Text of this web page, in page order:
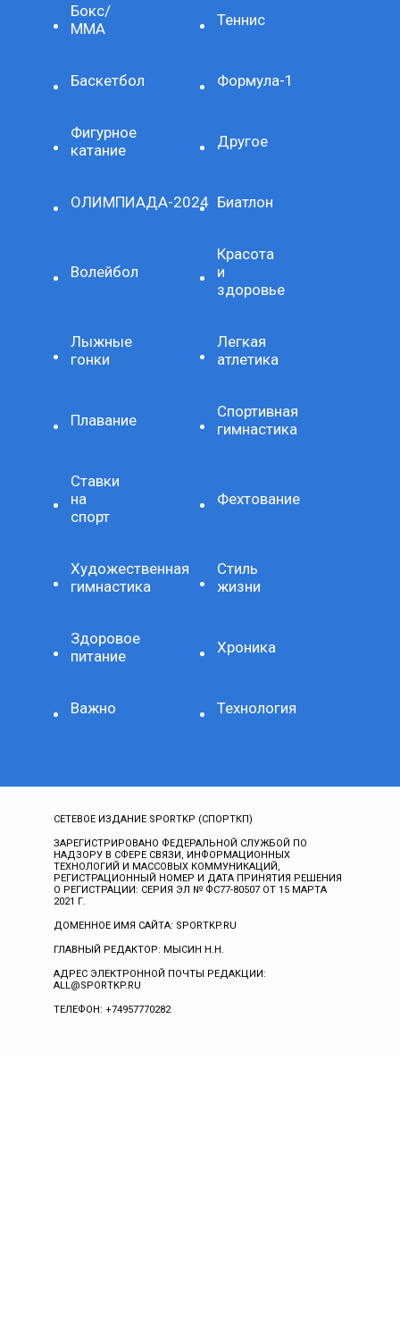
Бокс/
ММА
Теннис
Баскетбол Формула-1
Фигурное
катание
Другое
ОЛИМПИАДА-2024 Биатлон
Волейбол
Красота
и
здоровье
Лыжные
гонки
Легкая
атлетика
Плавание
Спортивная
гимнастика
Ставки
на
спорт
Фехтование
Художественная
гимнастика
Стиль
жизни
Здоровое
питание
Хроника
Важно Технология
СЕТЕВОЕ ИЗДАНИЕ SPORTKP (СПОРТКП)
ЗАРЕГИСТРИРОВАНО ФЕДЕРАЛЬНОЙ СЛУЖБОЙ ПО
НАДЗОРУ В СФЕРЕ СВЯЗИ, ИНФОРМАЦИОННЫХ
ТЕХНОЛОГИЙ И МАССОВЫХ КОММУНИКАЦИЙ,
РЕГИСТРАЦИОННЫЙ НОМЕР И ДАТА ПРИНЯТИЯ РЕШЕНИЯ
О РЕГИСТРАЦИИ: СЕРИЯ ЭЛ № ФС77-80507 ОТ 15 МАРТА
2021 Г.
ДОМЕННОЕ ИМЯ САЙТА: SPORTKP.RU
ГЛАВНЫЙ РЕДАКТОР: МЫСИН Н.Н.
АДРЕС ЭЛЕКТРОННОЙ ПОЧТЫ РЕДАКЦИИ:
ALL@SPORTKP.RU
ТЕЛЕФОН: +74957770282